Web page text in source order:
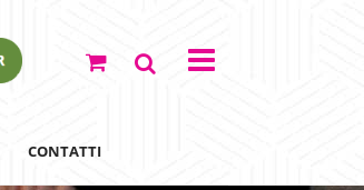
CONTATTI